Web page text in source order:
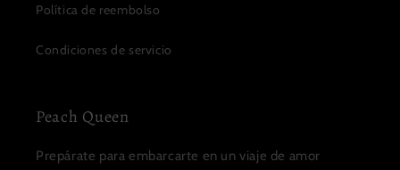
Política de reembolso
Condiciones de servicio
Peach Queen
Prepárate para embarcarte en un viaje de amor